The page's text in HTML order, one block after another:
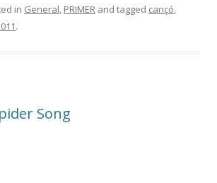
in General, PRIMER and tagged cançó,
.
Song